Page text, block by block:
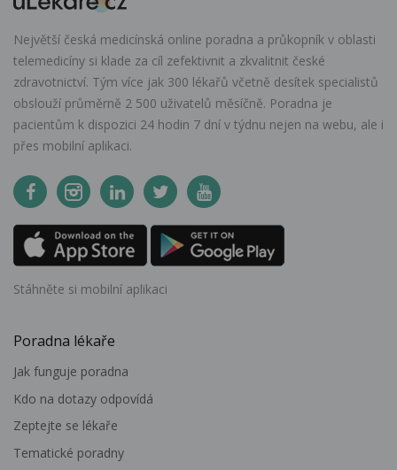
Největší česká medicínská online poradna a průkopník v oblasti
telemedicíny si klade za cíl zefektivnit a zkvalitnit české
zdravotnictví. Tým více jak 300 lékařů včetně desítek specialistů
obslouží průměrně 2 500 uživatelů měsíčně. Poradna je
pacientům k dispozici 24 hodin 7 dní v týdnu nejen na webu, ale i
přes mobilní aplikaci.
Stáhněte si mobilní aplikaci
Poradna lékaře
Jak funguje poradna
Kdo na dotazy odpovídá
Zeptejte se lékaře
Tematické poradny